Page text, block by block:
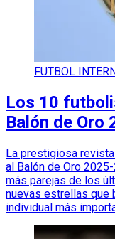
FUTBOL
Los 10
Balón de Oro
La prestigiosa
al Balón de Oro
más parejas de los
nuevas estrellas que
individual más